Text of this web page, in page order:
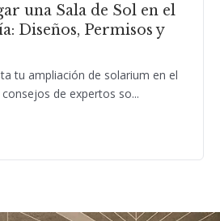
una Sala de Sol en el
Diseños, Permisos y
tu ampliación de solarium en el
de expertos so...